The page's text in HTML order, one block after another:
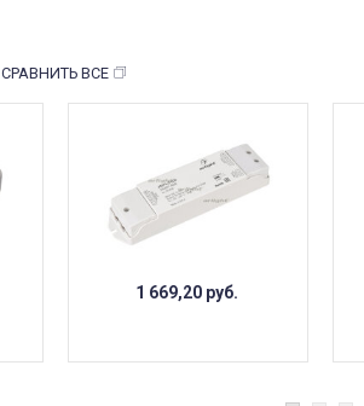
СРАВНИТЬ ВСЕ
1 669,20 руб.